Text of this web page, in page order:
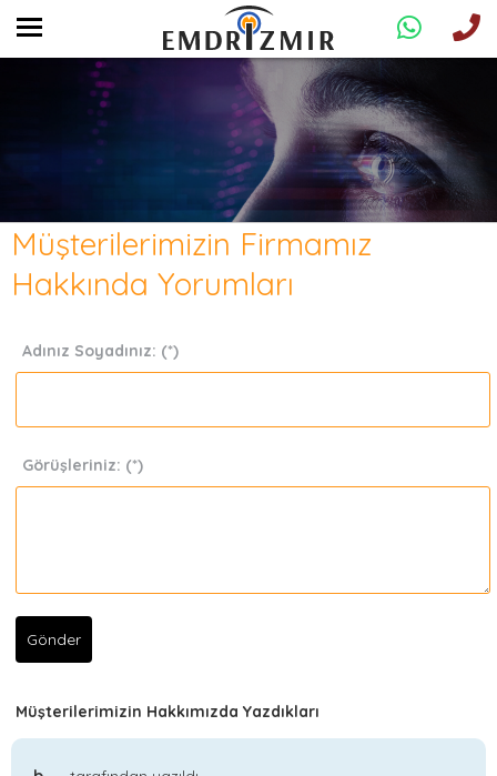
Müşterilerimizin Firmamız
Hakkında Yorumları
Adınız Soyadınız: (*)
Görüşleriniz: (*)
Müşterilerimizin Hakkımızda Yazdıkları